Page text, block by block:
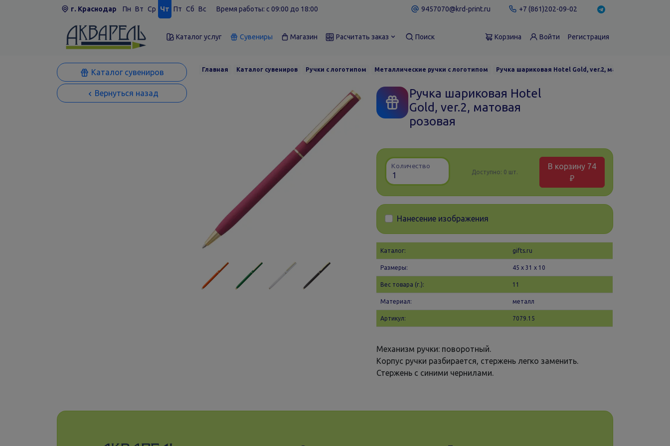
г. Краснодар Пн Вт Ср Чт Пт Сб Вс Время работы: c 09:00 до 18:00 9457070@krd-print.ru +7 (861)202-09-02
Каталог услуг Сувениры Магазин Расчитать заказ Поиск Корзина Войти Регистрация
Каталог сувениров
Вернуться назад
Главная Каталог сувениров Ручки с логотипом Металлические ручки с логотипом Ручка шариковая Hotel Gold, ver.2, матовая розовая
Ручка шариковая Hotel
Gold, ver.2, матовая
розовая
Количество
Доступно: 0 шт.
В корзину 74
₽
Нанесение изображения
Каталог: gifts.ru
Размеры: 45 х 31 x 10
Вес товара (г.): 11
Материал: металл
Артикул: 7079.15
Механизм ручки: поворотный.
Корпус ручки разбирается, стержень легко заменить.
Стержень с синими чернилами.